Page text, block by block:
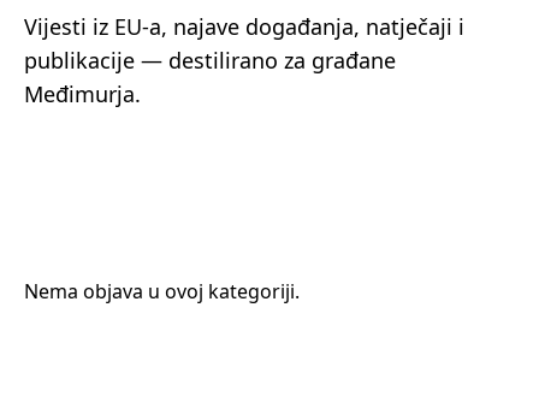
Linkovi
Vijesti iz EU-a, najave događanja, natječaji i
publikacije — destilirano za građane
Međimurja.
Nema objava u ovoj kategoriji.